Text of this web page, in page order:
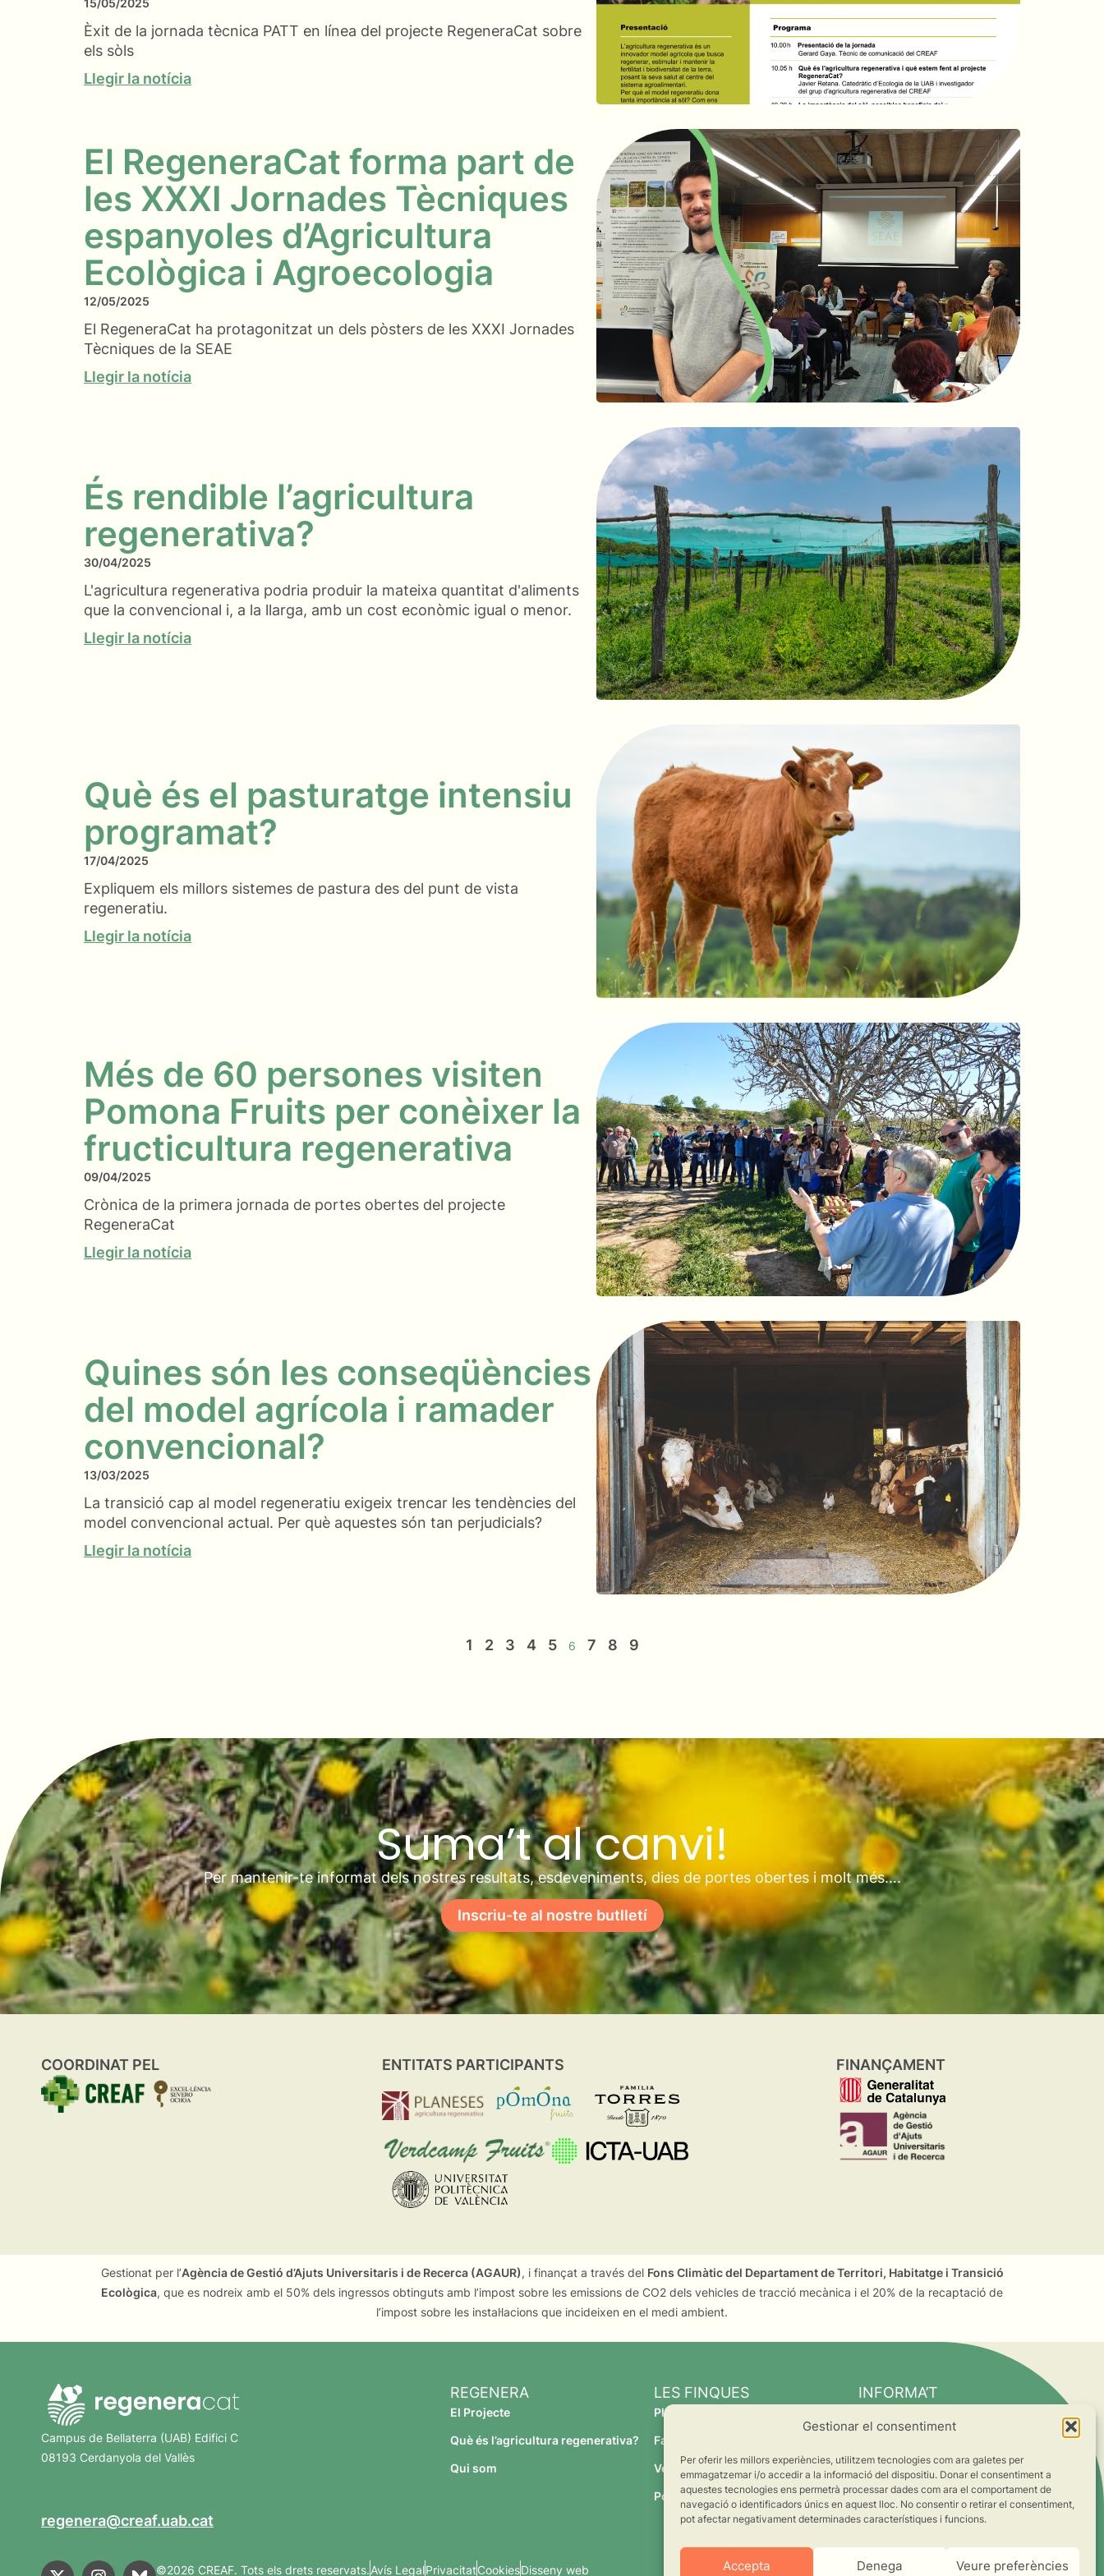
Gestionar el consentiment
Per oferir les millors experiències, utilitzem tecnologies com ara galetes per
emmagatzemar i/o accedir a la informació del dispositiu. Donar el consentiment a
aquestes tecnologies ens permetrà processar dades com ara el comportament de
navegació o identificadors únics en aquest lloc. No consentir o retirar el consentiment,
pot afectar negativament determinades característiques i funcions.
Accepta Denega Veure preferències
15/05/2025
Èxit de la jornada tècnica PATT en línea del projecte RegeneraCat sobre
els sòls
Llegir la notícia
El RegeneraCat forma part de
les XXXI Jornades Tècniques
espanyoles d’Agricultura
Ecològica i Agroecologia
12/05/2025
El RegeneraCat ha protagonitzat un dels pòsters de les XXXI Jornades
Tècniques de la SEAE
Llegir la notícia
És rendible l’agricultura
regenerativa?
30/04/2025
L'agricultura regenerativa podria produir la mateixa quantitat d'aliments
que la convencional i, a la llarga, amb un cost econòmic igual o menor.
Llegir la notícia
Què és el pasturatge intensiu
programat?
17/04/2025
Expliquem els millors sistemes de pastura des del punt de vista
regeneratiu.
Llegir la notícia
Més de 60 persones visiten
Pomona Fruits per conèixer la
fructicultura regenerativa
09/04/2025
Crònica de la primera jornada de portes obertes del projecte
RegeneraCat
Llegir la notícia
Quines són les conseqüències
del model agrícola i ramader
convencional?
13/03/2025
La transició cap al model regeneratiu exigeix trencar les tendències del
model convencional actual. Per què aquestes són tan perjudicials?
Llegir la notícia
1 2 3 4 5 6 7 8 9
Suma’t al canvi!
Per mantenir-te informat dels nostres resultats, esdeveniments, dies de portes obertes i molt més….
Inscriu-te al nostre butlletí
COORDINAT PEL ENTITATS PARTICIPANTS FINANÇAMENT
Gestionat per l’Agència de Gestió d’Ajuts Universitaris i de Recerca (AGAUR), i finançat a través del Fons Climàtic del Departament de Territori, Habitatge i Transició
Ecològica, que es nodreix amb el 50% dels ingressos obtinguts amb l’impost sobre les emissions de CO2 dels vehicles de tracció mecànica i el 20% de la recaptació de
l’impost sobre les instal·lacions que incideixen en el medi ambient.
Campus de Bellaterra (UAB) Edifici C
08193 Cerdanyola del Vallès
regenera@creaf.uab.cat
REGENERA
El Projecte
Què és l’agricultura regenerativa?
Qui som
LES FINQUES
Planeses
Família Torres
Verdcamp Fruits
Pomona Fruits
INFORMA’T
©2026 CREAF. Tots els drets reservats.Avís LegalPrivacitatCookiesDisseny web